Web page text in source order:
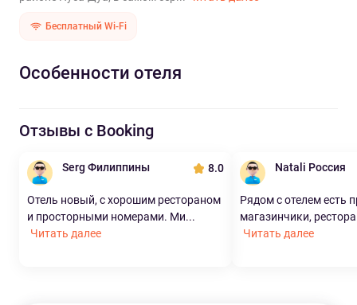
Бесплатный Wi-Fi
Особенности отеля
Отзывы с Booking
Serg Филиппины 8.0
Отель новый, с хорошим рестораном
и просторными номерами. Ми...
Читать далее
Natali Россия
Рядом с отелем есть
магазинчики,
Читать далее